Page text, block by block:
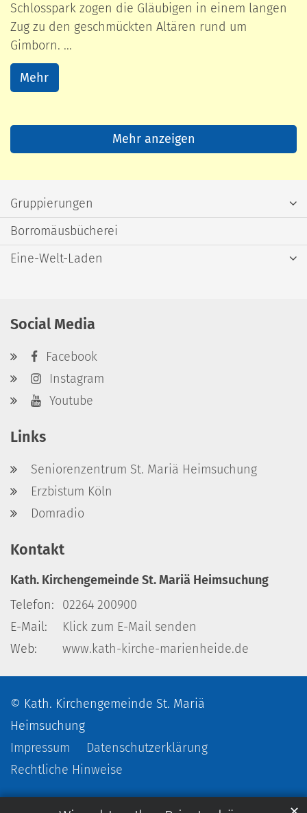
Schlosspark zogen die Gläubigen in einem langen
Zug zu den geschmückten Altären rund um
Gimborn. ...
Mehr
Mehr anzeigen
Gruppierungen
Borromäusbücherei
Eine-Welt-Laden
Social Media
Facebook
Instagram
Youtube
Links
Seniorenzentrum St. Mariä Heimsuchung
Erzbistum Köln
Domradio
Kontakt
Kath. Kirchengemeinde St. Mariä Heimsuchung
Telefon:
02264 200900
E-Mail:
Klick zum E-Mail senden
Web:
www.kath-kirche-marienheide.de
© Kath. Kirchengemeinde St. Mariä
Heimsuchung
Impressum
Datenschutzerklärung
Rechtliche Hinweise